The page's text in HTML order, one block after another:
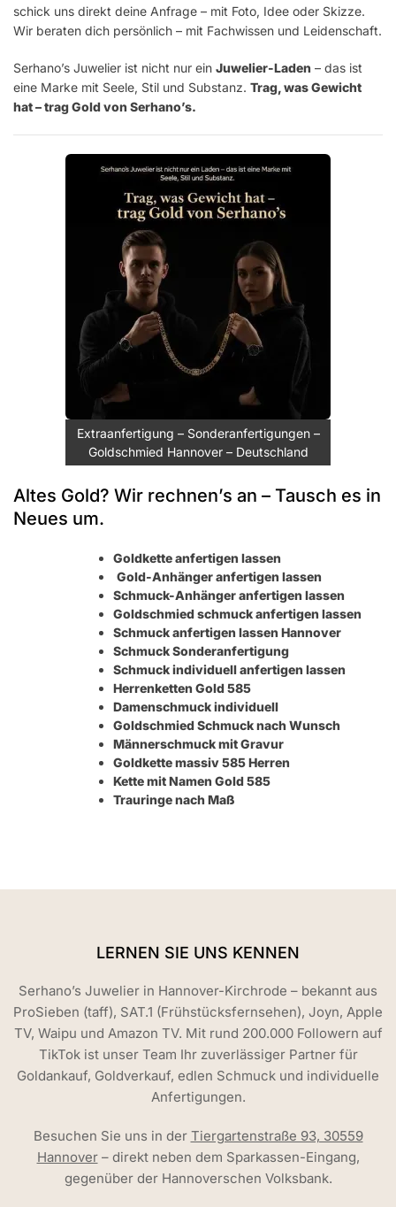
schick uns direkt deine Anfrage – mit Foto, Idee oder Skizze.
Wir beraten dich persönlich – mit Fachwissen und Leidenschaft.
Serhano’s Juwelier ist nicht nur ein Juwelier-Laden – das ist
eine Marke mit Seele, Stil und Substanz. Trag, was Gewicht
hat – trag Gold von Serhano’s.
Extraanfertigung – Sonderanfertigungen –
Goldschmied Hannover – Deutschland
Altes Gold? Wir rechnen’s an – Tausch es in
Neues um.
Goldkette anfertigen lassen
Gold-Anhänger anfertigen lassen
Schmuck-Anhänger anfertigen lassen
Goldschmied schmuck anfertigen lassen
Schmuck anfertigen lassen Hannover
Schmuck Sonderanfertigung
Schmuck individuell anfertigen lassen
Herrenketten Gold 585
Damenschmuck individuell
Goldschmied Schmuck nach Wunsch
Männerschmuck mit Gravur
Goldkette massiv 585 Herren
Kette mit Namen Gold 585
Trauringe nach Maß
LERNEN SIE UNS KENNEN
Serhano’s Juwelier in Hannover-Kirchrode – bekannt aus
ProSieben (taff), SAT.1 (Frühstücksfernsehen), Joyn, Apple
TV, Waipu und Amazon TV. Mit rund 200.000 Followern auf
TikTok ist unser Team Ihr zuverlässiger Partner für
Goldankauf, Goldverkauf, edlen Schmuck und individuelle
Anfertigungen.
Besuchen Sie uns in der Tiergartenstraße 93, 30559
Hannover– direkt neben dem Sparkassen-Eingang,
gegenüber der Hannoverschen Volksbank.